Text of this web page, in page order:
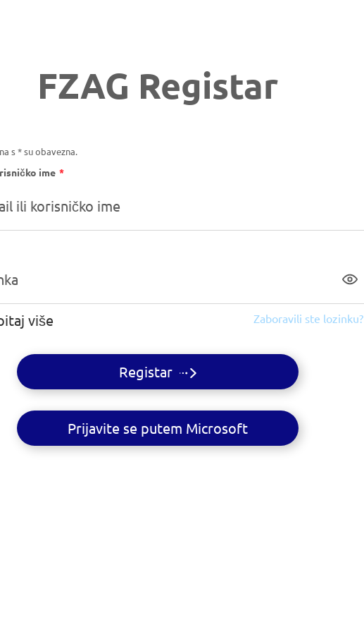
FZAG Registar
s * su obavezna.
ime *Obavezno
više Zaboravili ste lozinku?
Registar
Prijavite se putem Microsoft